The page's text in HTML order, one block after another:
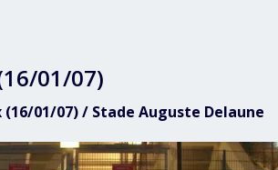
01/07)
(16/01/07) / Stade Auguste Delaune